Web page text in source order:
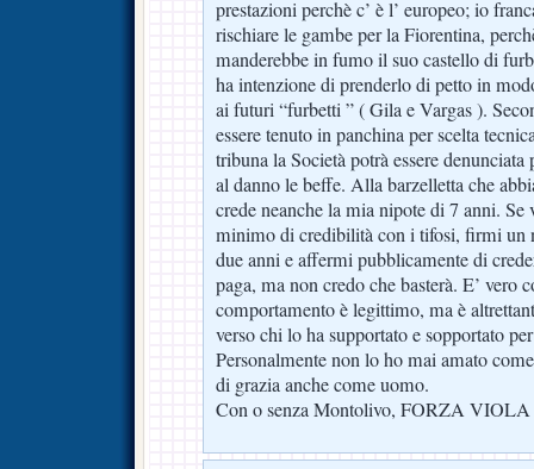
prestazioni perchè c’ è l’ europeo; io
rischiare le gambe per la Fiorentina,
manderebbe in fumo il suo castello di
ha intenzione di prenderlo di petto in
ai futuri “furbetti ” ( Gila e Vargas ).
essere tenuto in panchina per scelta
tribuna la Società potrà essere
al danno le beffe. Alla barzelletta che
crede neanche la mia nipote di 7 anni. Se
minimo di credibilità con i tifosi, firmi un
due anni e affermi pubblicamente di
paga, ma non credo che basterà. E’ vero
comportamento è legittimo, ma è
verso chi lo ha supportato e sopportato
Personalmente non lo ho mai amato
di grazia anche come uomo.
Con o senza Montolivo, FORZA VIOLA